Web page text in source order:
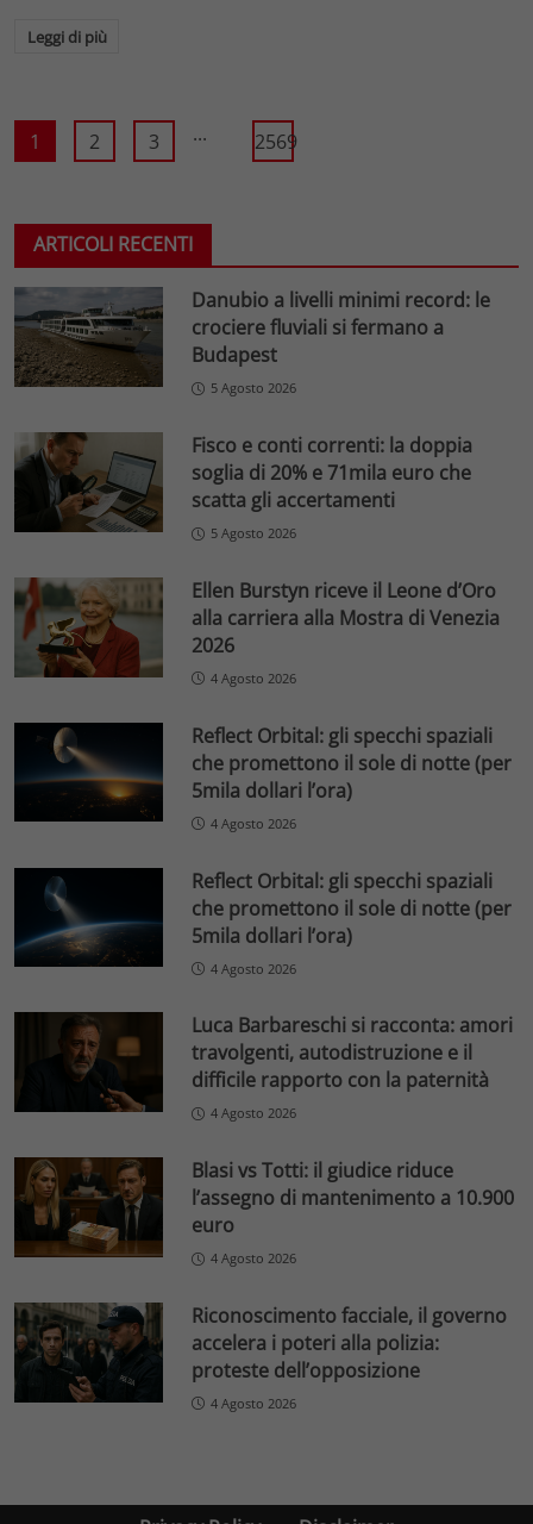
Leggi di più
1 2 3 ... 2569
ARTICOLI RECENTI
Danubio a livelli minimi record: le
crociere fluviali si fermano a
Budapest
5 Agosto 2026
Fisco e conti correnti: la doppia
soglia di 20% e 71mila euro che
scatta gli accertamenti
5 Agosto 2026
Ellen Burstyn riceve il Leone d’Oro
alla carriera alla Mostra di Venezia
2026
4 Agosto 2026
Reflect Orbital: gli specchi spaziali
che promettono il sole di notte (per
5mila dollari l’ora)
4 Agosto 2026
Reflect Orbital: gli specchi spaziali
che promettono il sole di notte (per
5mila dollari l’ora)
4 Agosto 2026
Luca Barbareschi si racconta: amori
travolgenti, autodistruzione e il
difficile rapporto con la paternità
4 Agosto 2026
Blasi vs Totti: il giudice riduce
l’assegno di mantenimento a 10.900
euro
4 Agosto 2026
Riconoscimento facciale, il governo
accelera i poteri alla polizia:
proteste dell’opposizione
4 Agosto 2026